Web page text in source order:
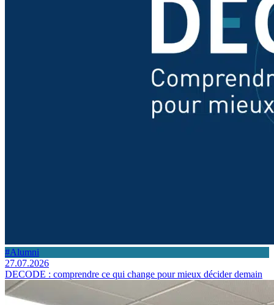
#Alumni
27.07.2026
DECODE : comprendre ce qui change pour mieux décider demain